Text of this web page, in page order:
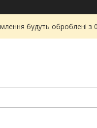
будуть оброблені